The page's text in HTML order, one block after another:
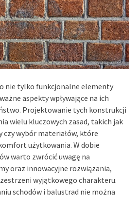
nie tylko funkcjonalne elementy
aspekty wpływające na ich
Projektowanie tych konstrukcji
wielu kluczowych zasad, takich jak
czy wybór materiałów, które
użytkowania. W dobie
warto zwrócić uwagę na
oraz innowacyjne rozwiązania,
wyjątkowego charakteru.
schodów i balustrad nie można